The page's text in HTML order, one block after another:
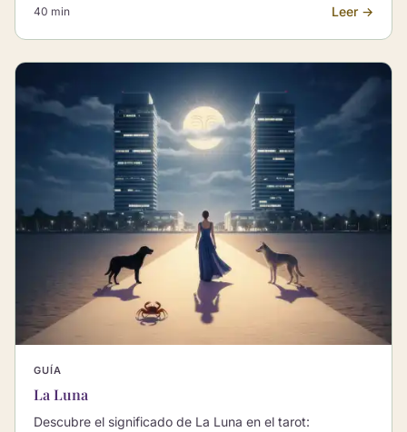
40 min Leer →
GUÍA
La Luna
Descubre el significado de La Luna en el tarot: